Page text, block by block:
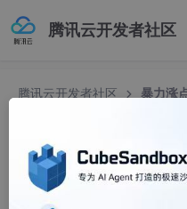
腾讯云开发者社区
腾讯云开发者社区
暴力涨
暴力涨点，【GNN+